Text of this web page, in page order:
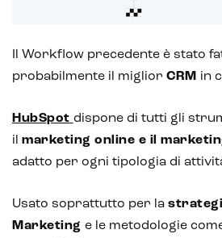
Il Workflow precedente è stato
probabilmente il miglior CRM in
HubSpot dispone di tutti gli
il marketing online e il
adatto per ogni tipologia di
Usato soprattutto per la
Marketing e le metodologie